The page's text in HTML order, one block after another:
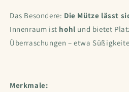
Das Besondere: Die Mütze lässt
Innenraum ist hohl und bietet
Überraschungen – etwa
Merkmale: